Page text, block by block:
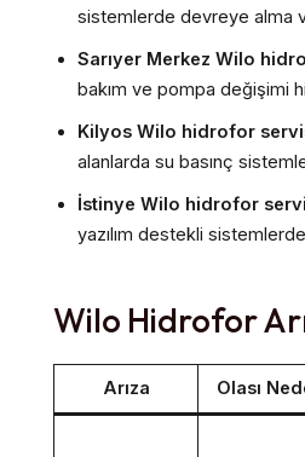
sistemlerde devreye alma
Sarıyer Merkez Wilo
bakım ve pompa değişimi
Kilyos Wilo hidrofor
alanlarda su basınç
İstinye Wilo hidrofor
yazılım destekli
Wilo Hidrofor
Arıza Olası